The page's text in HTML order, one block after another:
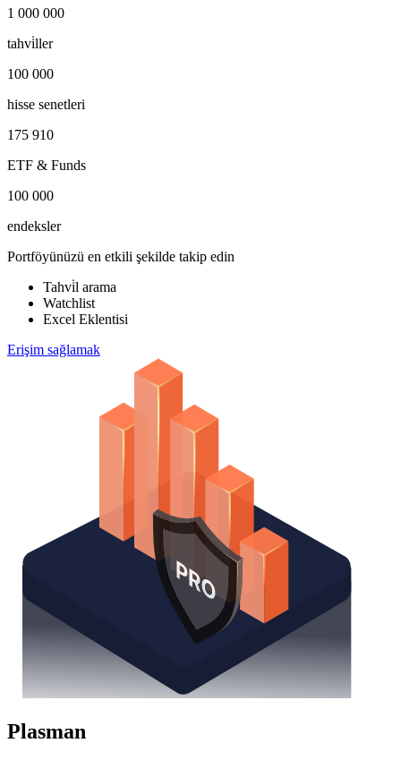
1 000 000
tahvi̇ller
100 000
hisse senetleri
175 910
ETF & Funds
100 000
endeksler
Portföyünüzü en etkili şekilde takip edin
Tahvi̇l arama
Watchlist
Excel Eklentisi
Erişim sağlamak
Plasman